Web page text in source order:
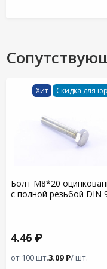
Хит Скидка для
Болт М8*20
с полной резьбой DIN
4.46 ₽
от 100 шт.3.09 ₽/ шт.